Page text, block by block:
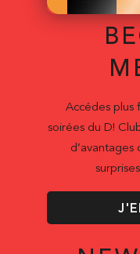
Accédes plus
soirées du D!
d’avantages